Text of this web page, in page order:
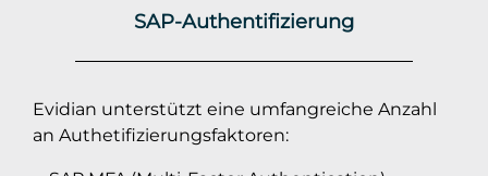
SAP-Authentifizierung
Evidian unterstützt eine umfangreiche Anzahl
an Authetifizierungsfaktoren: